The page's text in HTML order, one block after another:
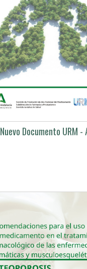
Nuevo Documento URM -